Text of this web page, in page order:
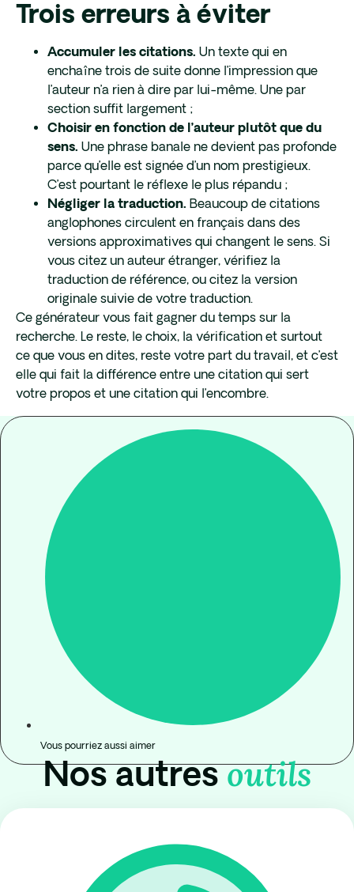
Trois erreurs à éviter
Accumuler les citations. Un texte qui en
enchaîne trois de suite donne l’impression que
l’auteur n’a rien à dire par lui-même. Une par
section suffit largement ;
Choisir en fonction de l’auteur plutôt que du
sens. Une phrase banale ne devient pas profonde
parce qu’elle est signée d’un nom prestigieux.
C’est pourtant le réflexe le plus répandu ;
Négliger la traduction. Beaucoup de citations
anglophones circulent en français dans des
versions approximatives qui changent le sens. Si
vous citez un auteur étranger, vérifiez la
traduction de référence, ou citez la version
originale suivie de votre traduction.
Ce générateur vous fait gagner du temps sur la
recherche. Le reste, le choix, la vérification et surtout
ce que vous en dites, reste votre part du travail, et c’est
elle qui fait la différence entre une citation qui sert
votre propos et une citation qui l’encombre.
Vous pourriez aussi aimer
Nos autresoutils